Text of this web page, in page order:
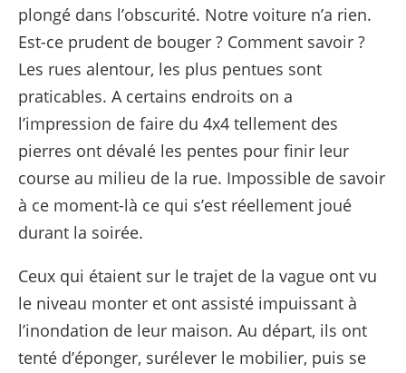
plongé dans l’obscurité. Notre voiture n’a rien.
Est-ce prudent de bouger ? Comment savoir ?
Les rues alentour, les plus pentues sont
praticables. A certains endroits on a
l’impression de faire du 4x4 tellement des
pierres ont dévalé les pentes pour finir leur
course au milieu de la rue. Impossible de savoir
à ce moment-là ce qui s’est réellement joué
durant la soirée.
Ceux qui étaient sur le trajet de la vague ont vu
le niveau monter et ont assisté impuissant à
l’inondation de leur maison. Au départ, ils ont
tenté d’éponger, surélever le mobilier, puis se